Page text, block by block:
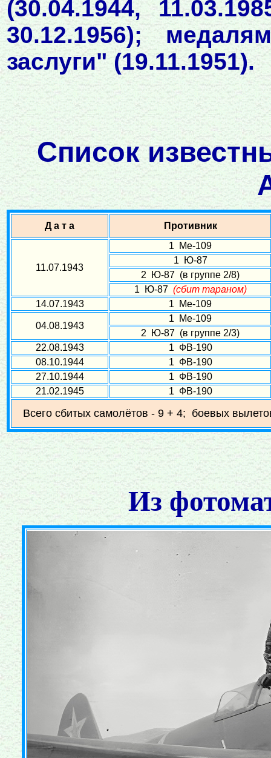
(30.04.1944,
30.12.1956);
заслуги" (19.11.1951).
Список
Д а т а Противник
11.07.1943
1 Ме-109
1 Ю-87
2 Ю-87 (в группе 2/8)
1 Ю-87 (сбит тараном)
14.07.1943
1 Ме-109
04.08.1943
1 Ме-109
2 Ю-87 (в группе 2/3)
22.08.1943
1 ФВ-190
08.10.1944
1 ФВ-190
27.10.1944
1 ФВ-190
21.02.1945
1 ФВ-190
Всего сбитых самолётов - 9 + 4; боевых
Из